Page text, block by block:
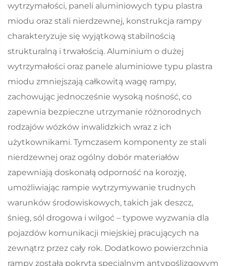
wytrzymałości, paneli aluminiowych typu plastra
miodu oraz stali nierdzewnej, konstrukcja rampy
charakteryzuje się wyjątkową stabilnością
strukturalną i trwałością. Aluminium o dużej
wytrzymałości oraz panele aluminiowe typu plastra
miodu zmniejszają całkowitą wagę rampy,
zachowując jednocześnie wysoką nośność, co
zapewnia bezpieczne utrzymanie różnorodnych
rodzajów wózków inwalidzkich wraz z ich
użytkownikami. Tymczasem komponenty ze stali
nierdzewnej oraz ogólny dobór materiałów
zapewniają doskonałą odporność na korozję,
umożliwiając rampie wytrzymywanie trudnych
warunków środowiskowych, takich jak deszcz,
śnieg, sól drogowa i wilgoć – typowe wyzwania dla
pojazdów komunikacji miejskiej pracujących na
zewnątrz przez cały rok. Dodatkowo powierzchnia
rampy została pokryta specjalnym antypoślizgowym